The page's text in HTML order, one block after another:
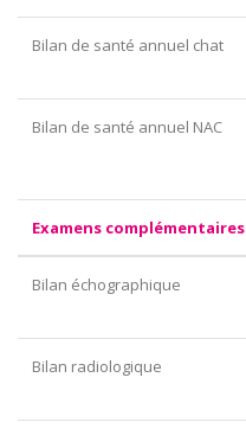
Bilan de santé annuel chat
Bilan de santé annuel NAC
Examens complémentaires
Bilan échographique
Bilan radiologique